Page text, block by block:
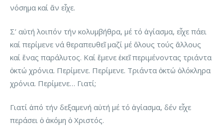
νόσημα καί ἄν εἶχε.
Σ’ αὐτή λοιπόν τήν κολυμβήθρα, μέ τό ἁγίασμα, εἶχε πάει
καί περίμενε νά θεραπευθεῖ μαζί μέ ὅλους τούς ἄλλους
καί ἕνας παράλυτος. Καί ἔμενε ἐκεῖ περιμένοντας τριάντα
ὀκτώ χρόνια. Περίμενε. Περίμενε. Τριάντα ὀκτώ ὁλόκληρα
χρόνια. Περίμενε… Γιατί;
Γιατί ἀπό τήν δεξαμενή αὐτή μέ τό ἁγίασμα, δέν εἶχε
περάσει ὁ ἀκόμη ὁ Χριστός.